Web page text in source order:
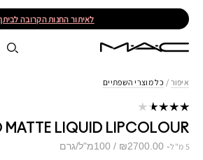
לאיתור החנות הקרובה
איפור / כל מוצרי השפתיים
MATTE LIQUID LIPCOLOUR
5 מ"ל ₪2700.00 / 100מ"ל/גרם